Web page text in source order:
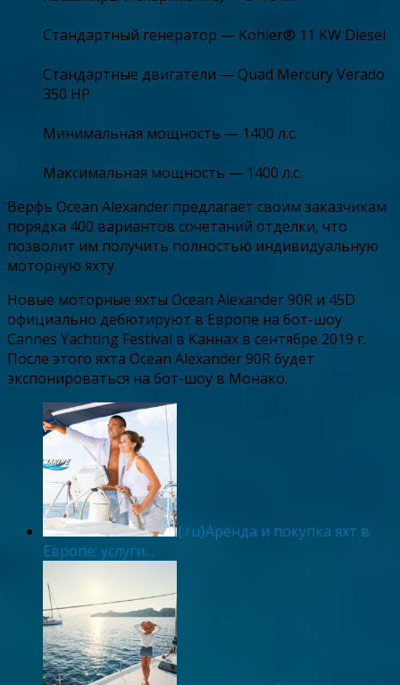
Стандартный генератор — Kohler® 11 KW Diesel
Стандартные двигатели — Quad Mercury Verado
350 HP
Минимальная мощность — 1400 л.с.
Максимальная мощность — 1400 л.с.
Верфь Ocean Alexander предлагает своим заказчикам
порядка 400 вариантов сочетаний отделки, что
позволит им получить полностью индивидуальную
моторную яхту.
Новые моторные яхты Ocean Alexander 90R и 45D
официально дебютируют в Европе на бот-шоу
Cannes Yachting Festival в Каннах в сентябре 2019 г.
После этого яхта Ocean Alexander 90R будет
экспонироваться на бот-шоу в Монако.
{:ru}Аренда и покупка яхт в
Европе: услуги…